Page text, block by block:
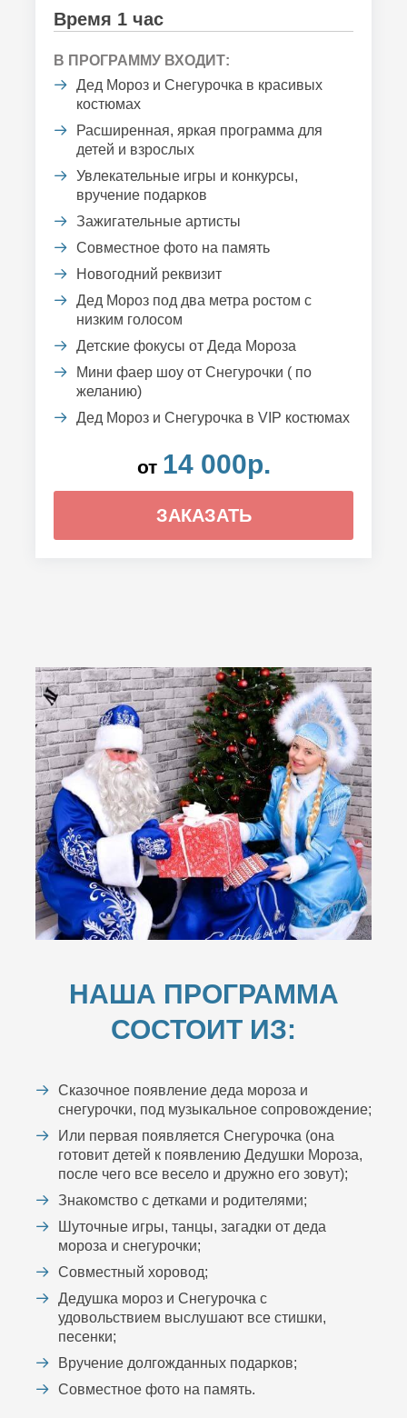
Время 1 час
В ПРОГРАММУ ВХОДИТ:
Дед Мороз и Снегурочка в красивых
костюмах
Расширенная, яркая программа для
детей и взрослых
Увлекательные игры и конкурсы,
вручение подарков
Зажигательные артисты
Совместное фото на память
Новогодний реквизит
Дед Мороз под два метра ростом с
низким голосом
Детские фокусы от Деда Мороза
Мини фаер шоу от Снегурочки ( по
желанию)
Дед Мороз и Снегурочка в VIP костюмах
от 14 000р.
ЗАКАЗАТЬ
НАША ПРОГРАММА
СОСТОИТ ИЗ:
Сказочное появление деда мороза и
снегурочки, под музыкальное сопровождение;
Или первая появляется Снегурочка (она
готовит детей к появлению Дедушки Мороза,
после чего все весело и дружно его зовут);
Знакомство с детками и родителями;
Шуточные игры, танцы, загадки от деда
мороза и снегурочки;
Совместный хоровод;
Дедушка мороз и Снегурочка с
удовольствием выслушают все стишки,
песенки;
Вручение долгожданных подарков;
Совместное фото на память.